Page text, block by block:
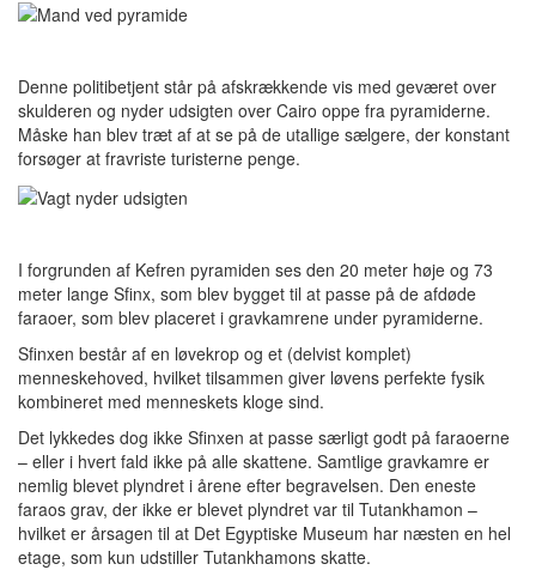
Denne politibetjent står på afskrækkende vis med geværet over
skulderen og nyder udsigten over Cairo oppe fra pyramiderne.
Måske han blev træt af at se på de utallige sælgere, der konstant
forsøger at fravriste turisterne penge.
I forgrunden af Kefren pyramiden ses den 20 meter høje og 73
meter lange Sfinx, som blev bygget til at passe på de afdøde
faraoer, som blev placeret i gravkamrene under pyramiderne.
Sfinxen består af en løvekrop og et (delvist komplet)
menneskehoved, hvilket tilsammen giver løvens perfekte fysik
kombineret med menneskets kloge sind.
Det lykkedes dog ikke Sfinxen at passe særligt godt på faraoerne
– eller i hvert fald ikke på alle skattene. Samtlige gravkamre er
nemlig blevet plyndret i årene efter begravelsen. Den eneste
faraos grav, der ikke er blevet plyndret var til Tutankhamon –
hvilket er årsagen til at Det Egyptiske Museum har næsten en hel
etage, som kun udstiller Tutankhamons skatte.